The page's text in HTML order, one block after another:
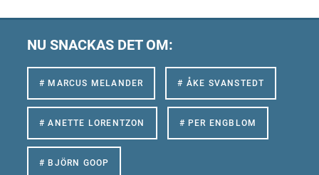
NU SNACKAS DET OM:
# MARCUS MELANDER # ÅKE SVANSTEDT
# ANETTE LORENTZON # PER ENGBLOM
# BJÖRN GOOP